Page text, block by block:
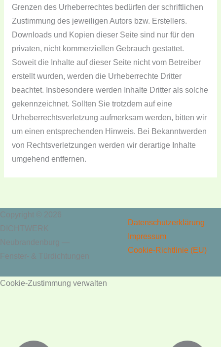
Grenzen des Urheberrechtes bedürfen der schriftlichen
Zustimmung des jeweiligen Autors bzw. Erstellers.
Downloads und Kopien dieser Seite sind nur für den
privaten, nicht kommerziellen Gebrauch gestattet.
Soweit die Inhalte auf dieser Seite nicht vom Betreiber
erstellt wurden, werden die Urheberrechte Dritter
beachtet. Insbesondere werden Inhalte Dritter als solche
gekennzeichnet. Sollten Sie trotzdem auf eine
Urheberrechtsverletzung aufmerksam werden, bitten wir
um einen entsprechenden Hinweis. Bei Bekanntwerden
von Rechtsverletzungen werden wir derartige Inhalte
umgehend entfernen.
Copyright © 2026
DICHTWERK
Neubrandenburg —
Fenster- & Türdichtungen
Datenschutzerklärung
Impressum
Cookie-Richtlinie (EU)
Cookie-Zustimmung verwalten